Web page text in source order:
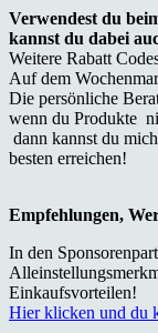
Verwendest du
kannst du dabei
Weitere Rabatt
Auf dem
Die persönliche
wenn du Produkte
dann kannst du
besten erreichen!
Empfehlungen,
In den
Einkaufsvorteilen!
Hier klicken und du